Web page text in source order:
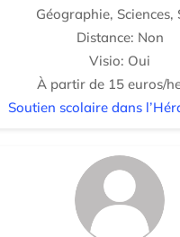
Géographie, Sciences,
Distance: Non
Visio: Oui
À partir de 15 euros/
Soutien scolaire dans